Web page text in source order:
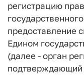
регистрацию
предоставление
Едином
(далее - орган